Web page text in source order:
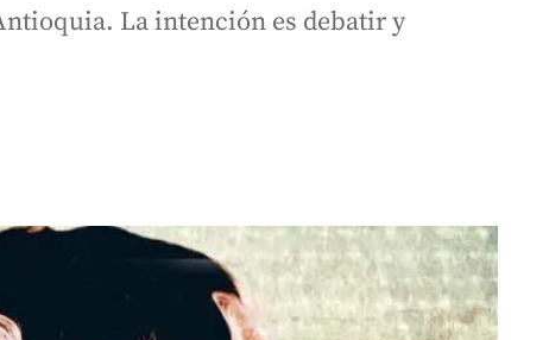
La intención es debatir y